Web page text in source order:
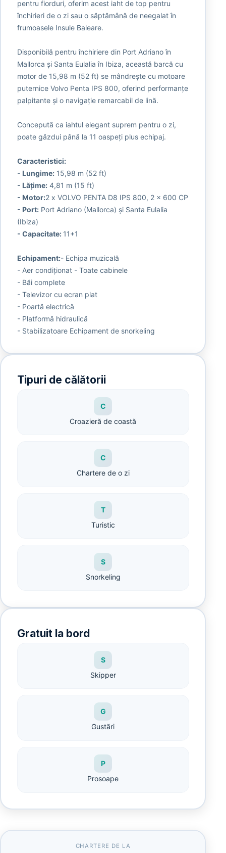
pentru fiorduri, oferim acest iaht de top pentru
închirieri de o zi sau o săptămână de neegalat în
frumoasele Insule Baleare.
Disponibilă pentru închiriere din Port Adriano în
Mallorca și Santa Eulalia în Ibiza, această barcă cu
motor de 15,98 m (52 ft) se mândrește cu motoare
puternice Volvo Penta IPS 800, oferind performanțe
palpitante și o navigație remarcabil de lină.
Concepută ca iahtul elegant suprem pentru o zi,
poate găzdui până la 11 oaspeți plus echipaj.
Caracteristici:
- Lungime:15,98 m (52 ft)
- Lățime:4,81 m (15 ft)
- Motor:2 x VOLVO PENTA D8 IPS 800, 2 x 600 CP
- Port:Port Adriano (Mallorca) și Santa Eulalia
(Ibiza)
- Capacitate: 11+1
Echipament:- Echipa muzicală
- Aer condiționat - Toate cabinele
- Băi complete
- Televizor cu ecran plat
- Poartă electrică
- Platformă hidraulică
- Stabilizatoare Echipament de snorkeling
Tipuri de călătorii
C
Croazieră de coastă
C
Chartere de o zi
T
Turistic
S
Snorkeling
Gratuit la bord
S
Skipper
G
Gustări
P
Prosoape
CHARTERE DE LA